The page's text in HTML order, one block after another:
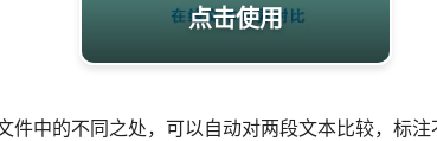
点击使用
件中的不同之处，可以自动对两段文本比较，标